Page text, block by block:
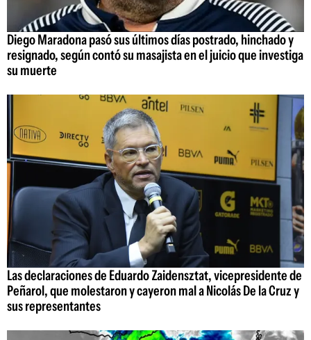
Diego Maradona pasó sus últimos días postrado, hinchado y
resignado, según contó su masajista en el juicio que investiga
su muerte
Las declaraciones de Eduardo Zaidensztat, vicepresidente de
Peñarol, que molestaron y cayeron mal a Nicolás De la Cruz y
sus representantes